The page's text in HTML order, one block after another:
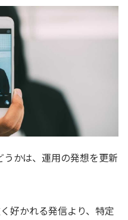
かは、運用の発想を更新
好かれる発信より、特定